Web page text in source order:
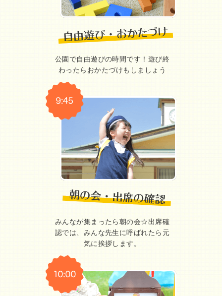
公園で自由遊びの時間です！遊び終
わったらおかたづけもしましょう
みんなが集まったら朝の会☆出席確
認では、みんな先生に呼ばれたら元
気に挨拶します。